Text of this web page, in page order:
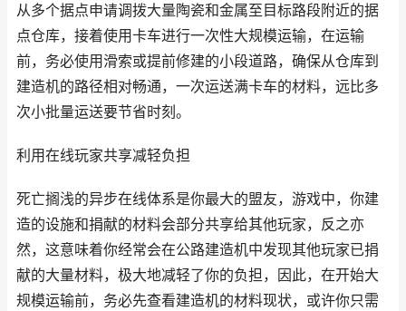
从多个据点申请调拨大量陶瓷和金属至目标路段附近的据
点仓库，接着使用卡车进行一次性大规模运输，在运输
前，务必使用滑索或提前修建的小段道路，确保从仓库到
建造机的路径相对畅通，一次运送满卡车的材料，远比多
次小批量运送要节省时刻。
利用在线玩家共享减轻负担
死亡搁浅的异步在线体系是你最大的盟友，游戏中，你建
造的设施和捐献的材料会部分共享给其他玩家，反之亦
然，这意味着你经常会在公路建造机中发现其他玩家已捐
献的大量材料，极大地减轻了你的负担，因此，在开始大
规模运输前，务必先查看建造机的材料现状，或许你只需